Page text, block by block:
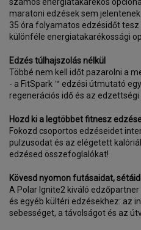
maratoni edzések sem
35 óra folyamatos edzésidőt tesz
különféle energiatakarékossági
Edzés túlhajszolás nélkül
Többé nem kell időt pazarolni a
- a FitSpark ™ edzési útmutató
regenerációs idő és az edzettségi
Hozd ki a legtöbbet fitnesz
Fokozd csoportos edzéseidet
pulzusodat és az elégetett
edzésed összefoglalókat!
Kövesd nyomon futásaidat,
A Polar Ignite2 kiváló
és egyéb kültéri edzésekhez: az
sebességet, a távolságot és az